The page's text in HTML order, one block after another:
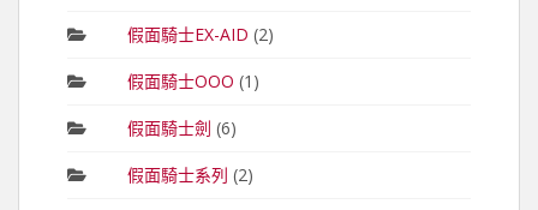
假面騎士EX-AID (2)
假面騎士OOO (1)
假面騎士劍 (6)
假面騎士系列 (2)